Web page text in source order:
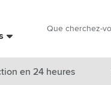
en 24 heures